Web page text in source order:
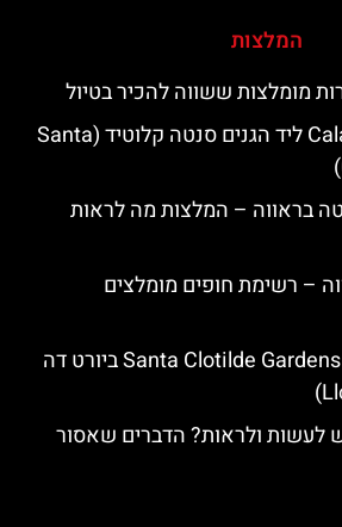
המלצות
מומלצות ששווה להכיר בטיול
חוף ים Cala Boadella ליד הגנים סנטה קלוטיד (Santa
בראווה – המלצות מה לראות
– רשימת חופים מומלצים
גנים סנטה קלוטיד Santa Clotilde Gardens ביורט דה
לעשות ולראות? הדברים שאסור